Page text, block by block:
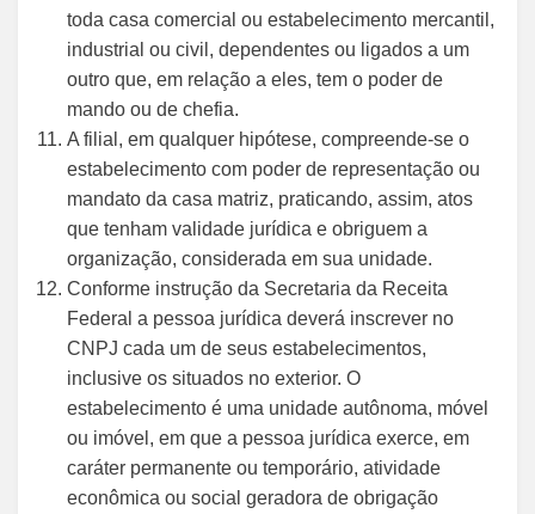
toda casa comercial ou estabelecimento mercantil,
industrial ou civil, dependentes ou ligados a um
outro que, em relação a eles, tem o poder de
mando ou de chefia.
A filial, em qualquer hipótese, compreende-se o
estabelecimento com poder de representação ou
mandato da casa matriz, praticando, assim, atos
que tenham validade jurídica e obriguem a
organização, considerada em sua unidade.
Conforme instrução da Secretaria da Receita
Federal a pessoa jurídica deverá inscrever no
CNPJ cada um de seus estabelecimentos,
inclusive os situados no exterior. O
estabelecimento é uma unidade autônoma, móvel
ou imóvel, em que a pessoa jurídica exerce, em
caráter permanente ou temporário, atividade
econômica ou social geradora de obrigação